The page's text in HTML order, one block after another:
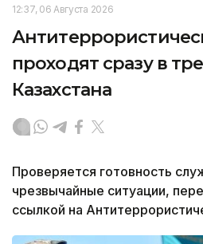
12:37, 06 Августа 2026
проходят сразу в
Казахстана
Проверяется готовность
чрезвычайные ситуации,
ссылкой на